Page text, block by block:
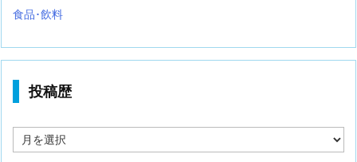
食品･飲料
投稿歴
稿